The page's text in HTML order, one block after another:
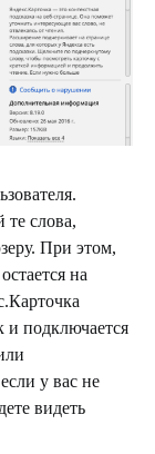
те слова,
При этом,
на
и подключается
у вас не
видеть